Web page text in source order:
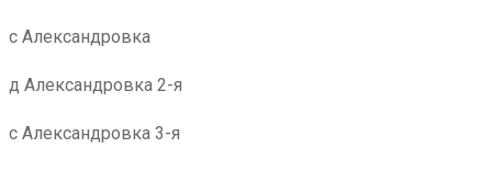
с Александровка
д Александровка 2-я
с Александровка 3-я